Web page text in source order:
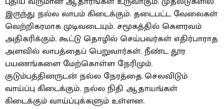
இருந்து நல்ல லாபம் கிடைக்கும். தடைபட்ட வேலைகள்
வெற்றிகரமாக முடிவடையும். சமூகத்தில் கௌரவம்
அதிகரிக்கும். கூட்டு தொழில் செய்பவர்கள் எதிர்பாராத
அளவில் லாபத்தைப் பெறுவார்கள். நீண்ட தூர
பயணங்களை மேற்கொள்ள நேரிமும்.
குடும்பத்தினருடன் நல்ல நேரத்தை செலவிடும்
வாய்ப்பு கிடைக்கும். நல்ல நிதி ஆதாயங்கள்
கிடைக்கும் வாய்ப்புக்களும் உள்ளன.